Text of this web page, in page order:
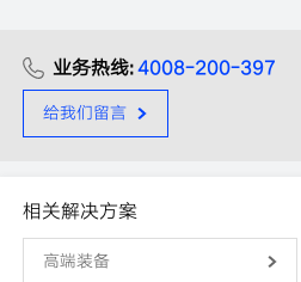
业务热线:4008-200-397
给我们留言
相关解决方案
高端装备